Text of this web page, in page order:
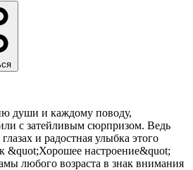
души и каждому поводу,
с затейливым сюрпризом. Ведь
и радостная улыбка этого
&quot;Хорошее настроение&quot;
любого возраста в знак внимания